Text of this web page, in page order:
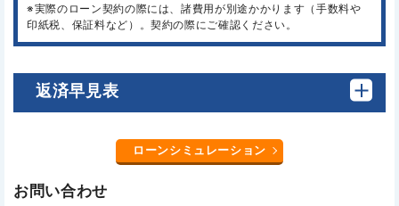
※実際のローン契約の際には、諸費用が別途かかります（手数料や
印紙税、保証料など）。契約の際にご確認ください。
返済早見表
ローンシミュレーション
お問い合わせ